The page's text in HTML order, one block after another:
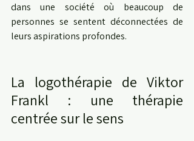
dans une société où beaucoup de
personnes se sentent déconnectées de
leurs aspirations profondes.
La logothérapie de Viktor
Frankl : une thérapie
centrée sur le sens